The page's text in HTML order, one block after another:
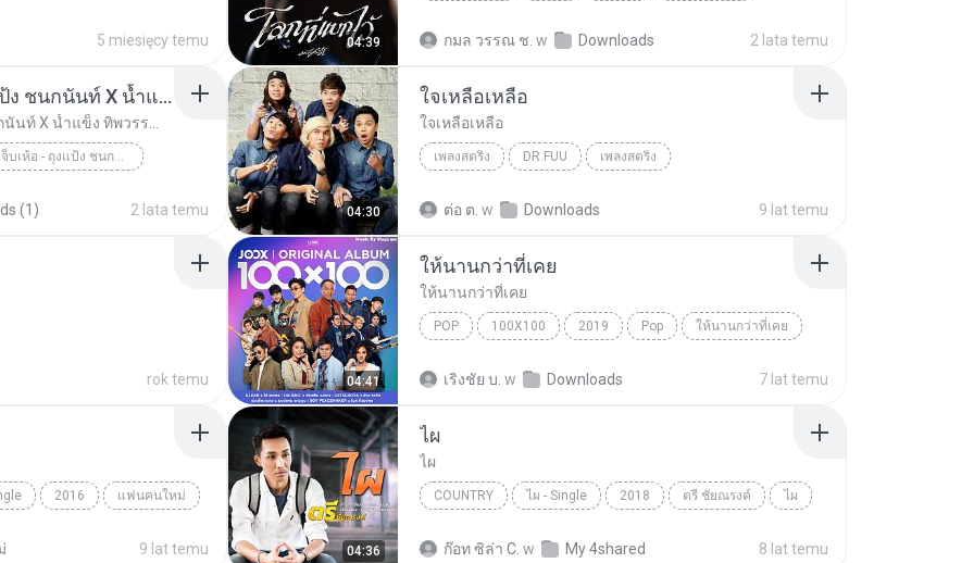
5 miesięcy temu 04:39 กมล วรรณ ช. w Downloads 2 lata temu
แล้วฉันไม่เจ็บเห้อ - ถุงแป้ง ชนกนันท์ X น้ำแข็ง ทิพวรรณ [OFFICIAL MV]
แล้วฉันไม่เจ็บเห้อ - ถุงแป้ง ชนกนันท์ X น้ำแข็ง ทิ...
(1) 2 lata temu 04:30
ใจเหลือเหลือ
ใจเหลือเหลือ
เพลงสตริง DR.FUU เพลงสตริง
ต่อ ต. w Downloads 9 lat temu
rok temu 04:41
ให้นานกว่าที่เคย
ให้นานกว่าที่เคย
POP 100X100 2019 Pop ให้นานกว่าที่เคย
เริงชัย บ. w Downloads 7 lat temu
2016 แฟนคนใหม่
9 lat temu 04:36
ไผ
ไผ
COUNTRY ไผ - Single 2018 ตรี ชัยณรงค์ ไผ
ก๊อท ซิล่า C. w My 4shared 8 lat temu